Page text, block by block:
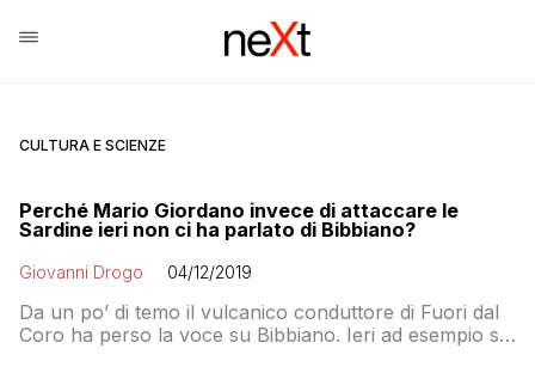
CULTURA E SCIENZE
Perché Mario Giordano invece di attaccare le
Sardine ieri non ci ha parlato di Bibbiano?
Giovanni Drogo 04/12/2019
Da un po’ di temo il vulcanico conduttore di Fuori dal
Coro ha perso la voce su Bibbiano. Ieri ad esempio si